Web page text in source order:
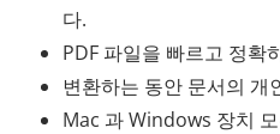
다.
PDF 파일을 빠르고 정확
변환하는 동안 문서의 개
Mac 과 Windows 장치